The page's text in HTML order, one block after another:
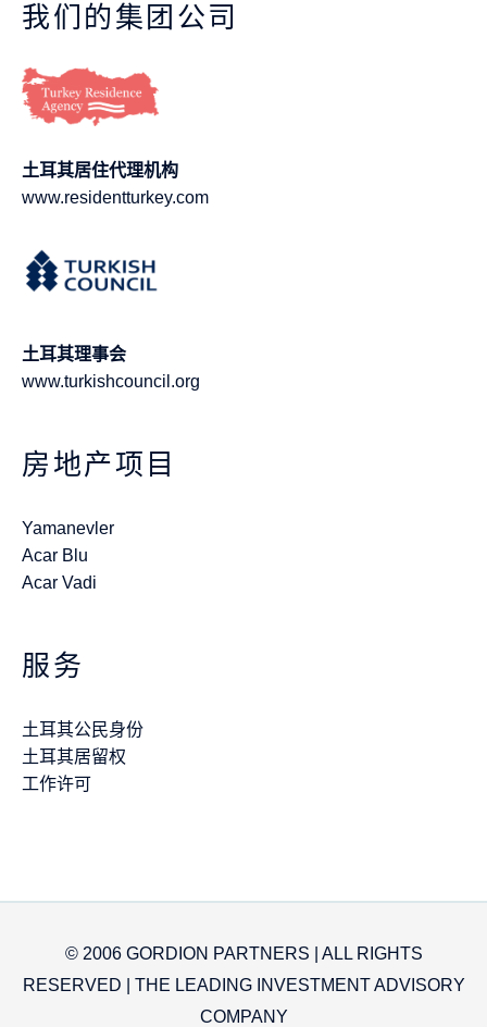
我们的集团公司
土耳其居住代理机构
www.residentturkey.com
土耳其理事会
www.turkishcouncil.org
房地产项目
Yamanevler
Acar Blu
Acar Vadi
服务
土耳其公民身份
土耳其居留权
工作许可
© 2006 GORDION PARTNERS | ALL RIGHTS
RESERVED | THE LEADING INVESTMENT ADVISORY
COMPANY